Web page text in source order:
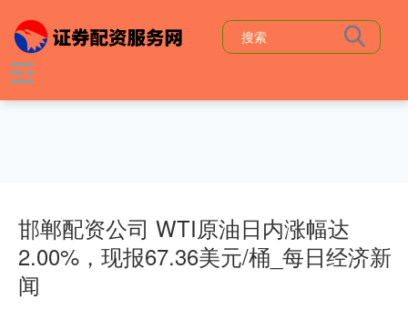
邯郸配资公司 WTI原油日内涨幅达
2.00%，现报67.36美元/桶_每日经济新
闻